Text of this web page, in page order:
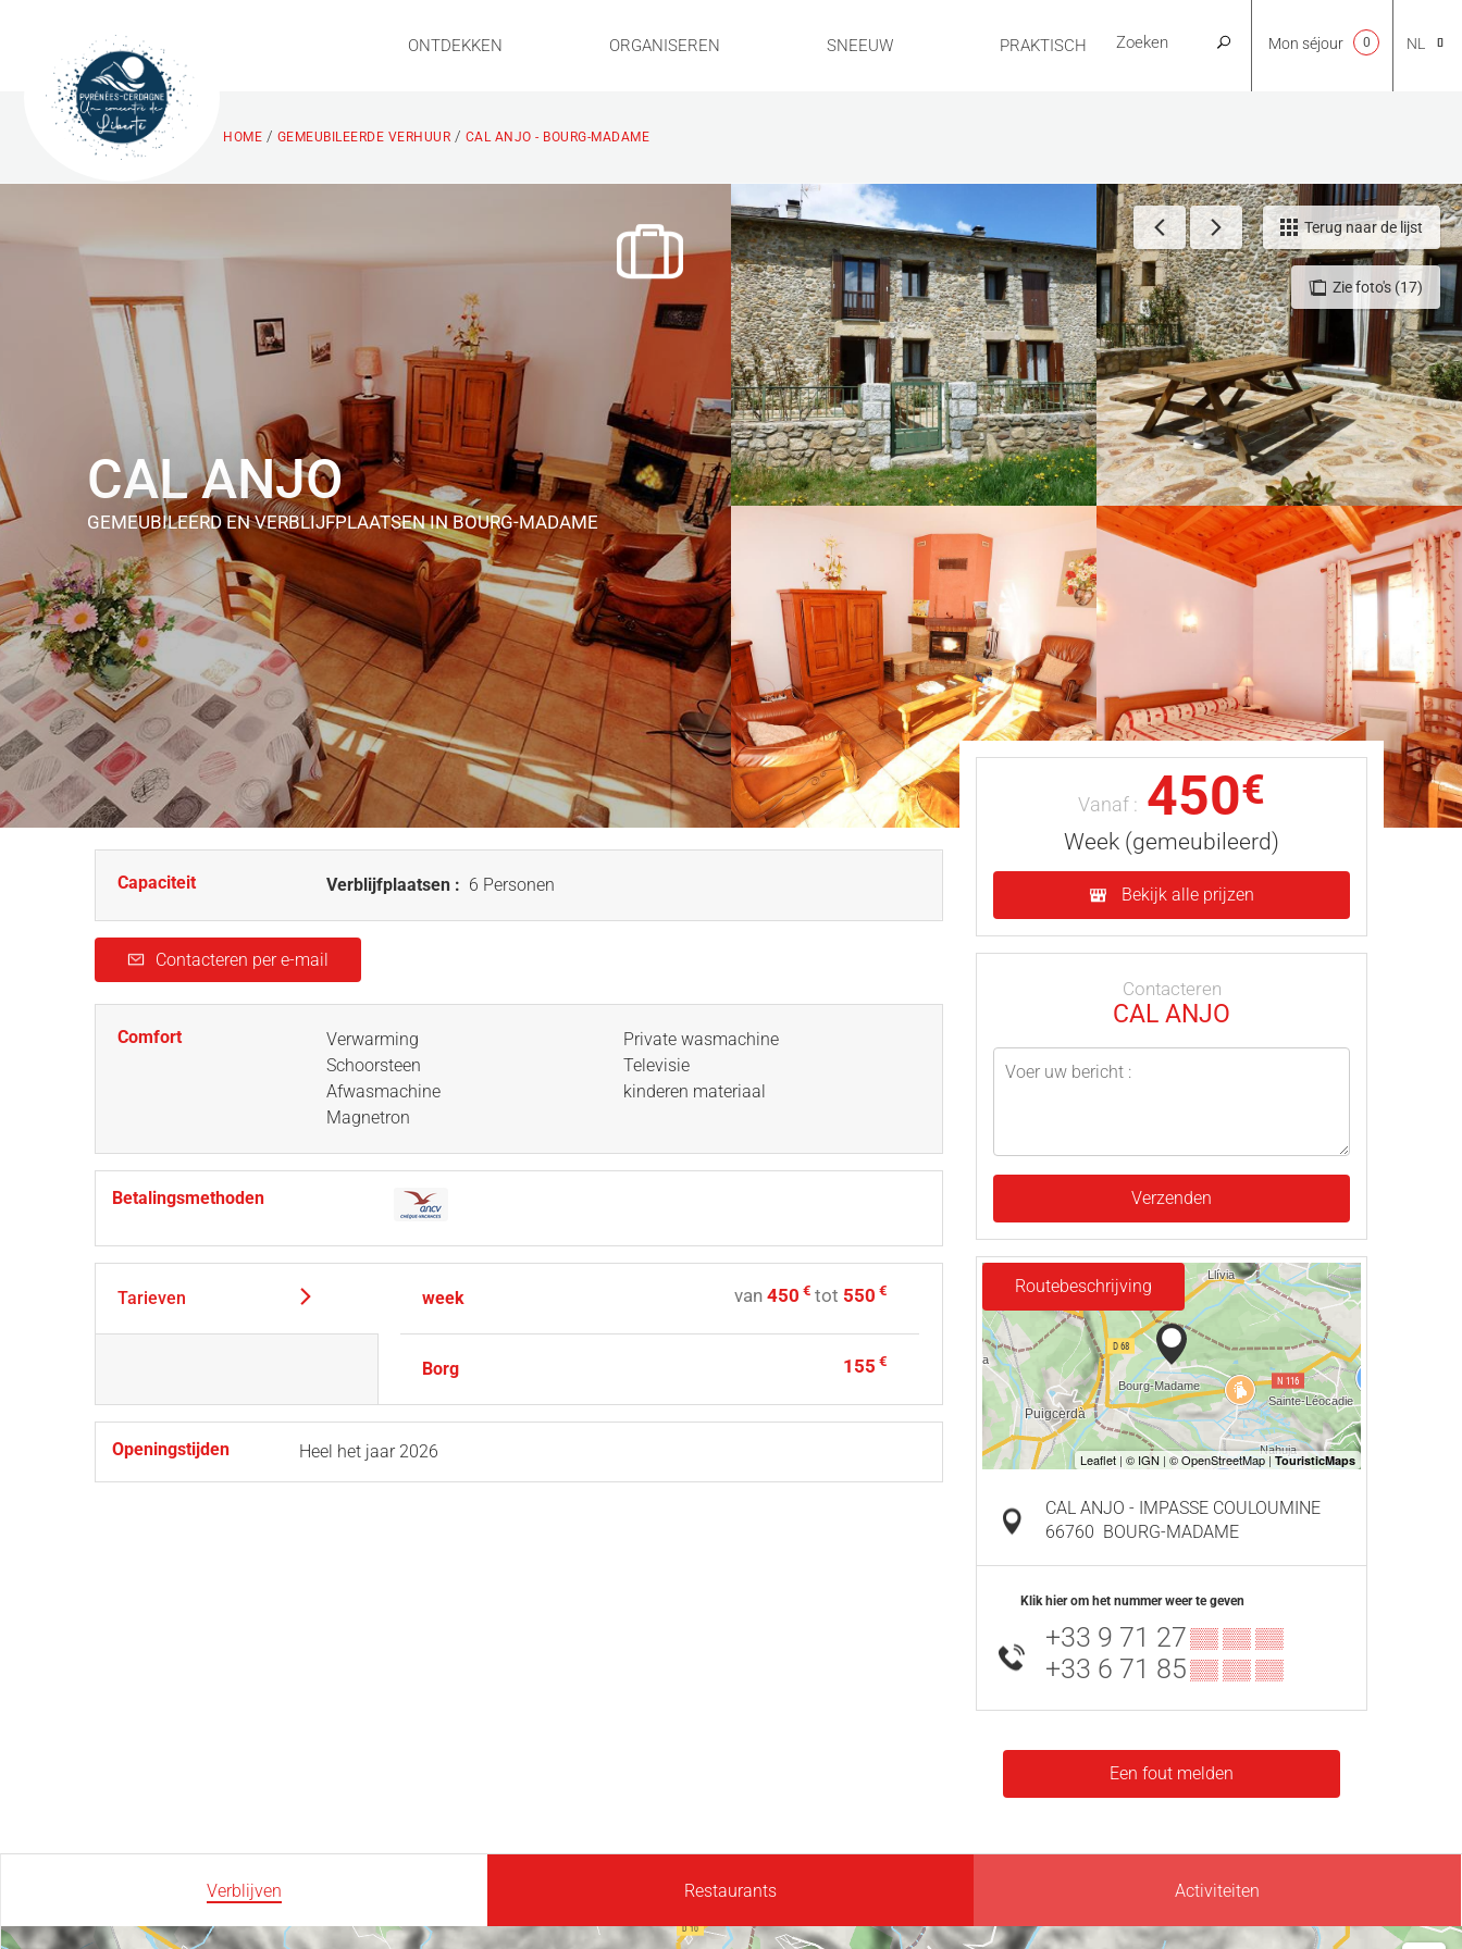
ONTDEKKEN ORGANISEREN SNEEUW PRAKTISCH NL
EN
FR
ES
Mon séjour 0
HOME / GEMEUBILEERDE VERHUUR / CAL ANJO - BOURG-MADAME
Zie foto's (17)
Terug naar de lijst
CAL ANJO
GEMEUBILEERD EN VERBLIJFPLAATSENIN BOURG-MADAME
Capaciteit Verblijfplaatsen : 6 Personen
Contacteren per e-mail
Comfort
Verwarming
Schoorsteen
Afwasmachine
Magnetron
Private wasmachine
Televisie
kinderen materiaal
Betalingsmethoden
Tarieven week van450 € tot 550 €
Borg 155 €
Openingstijden Heel het jaar 2026
Vanaf : 450€
Week (gemeubileerd)
Bekijk alle prijzen
Contacteren
CAL ANJO
Verzenden
Routebeschrijving
CAL ANJO - IMPASSE COULOUMINE
66760 BOURG-MADAME
Klik hier om het nummer weer te geven
+33 9 71 27▒▒ ▒▒ ▒▒
+33 6 71 85▒▒ ▒▒ ▒▒
Een fout melden
Verblijven Restaurants Activiteiten